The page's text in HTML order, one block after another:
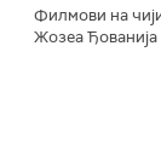
Филмови на
Жозеа Ђованија